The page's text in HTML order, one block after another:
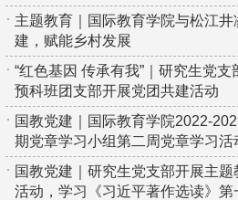
主题教育｜国际教育学院与松江
建，赋能乡村发展
“红色基因 传承有我”｜研究生党
预科班团支部开展党团共建活动
国教党建｜国际教育学院2022-
期党章学习小组第二周党章学习活
国教党建｜研究生党支部开展主题
活动，学习《习近平著作选读》第